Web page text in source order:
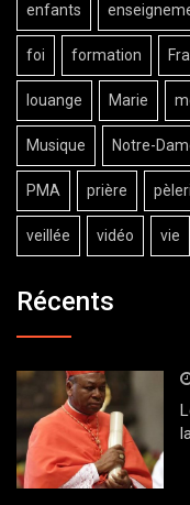
enfants
foi formation
louange Marie
Musique Notre-
PMA prière
veillée vidéo vie
Récents